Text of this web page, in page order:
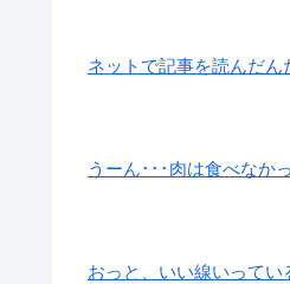
ネットで記事を読んだ
うーん･･･肉は食べなか
おっと、いい線いってい